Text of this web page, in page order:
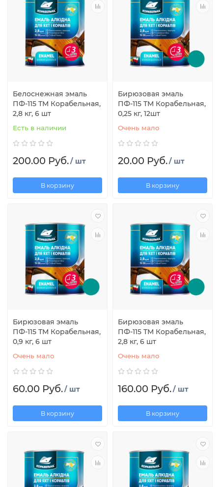
Белоснежная эмаль
ПФ-115 ТМ Корабельная,
2,8 кг, 6 шт
Есть в наличии
200.00 Руб./ шт
В корзину
Бирюзовая эмаль
ПФ-115 ТМ Корабельная,
0,25 кг, 12шт
Очень мало
20.00 Руб./ шт
В корзину
Бирюзовая эмаль
ПФ-115 ТМ Корабельная,
0,9 кг, 6 шт
Очень мало
60.00 Руб./ шт
В корзину
Бирюзовая эмаль
ПФ-115 ТМ Корабельная,
2,8 кг, 6 шт
Очень мало
160.00 Руб./ шт
В корзину